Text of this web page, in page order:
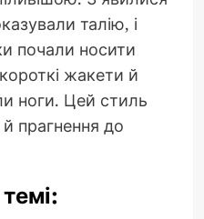
талію, і
почали носити
жакети й
ноги. Цей стиль
прагнення до